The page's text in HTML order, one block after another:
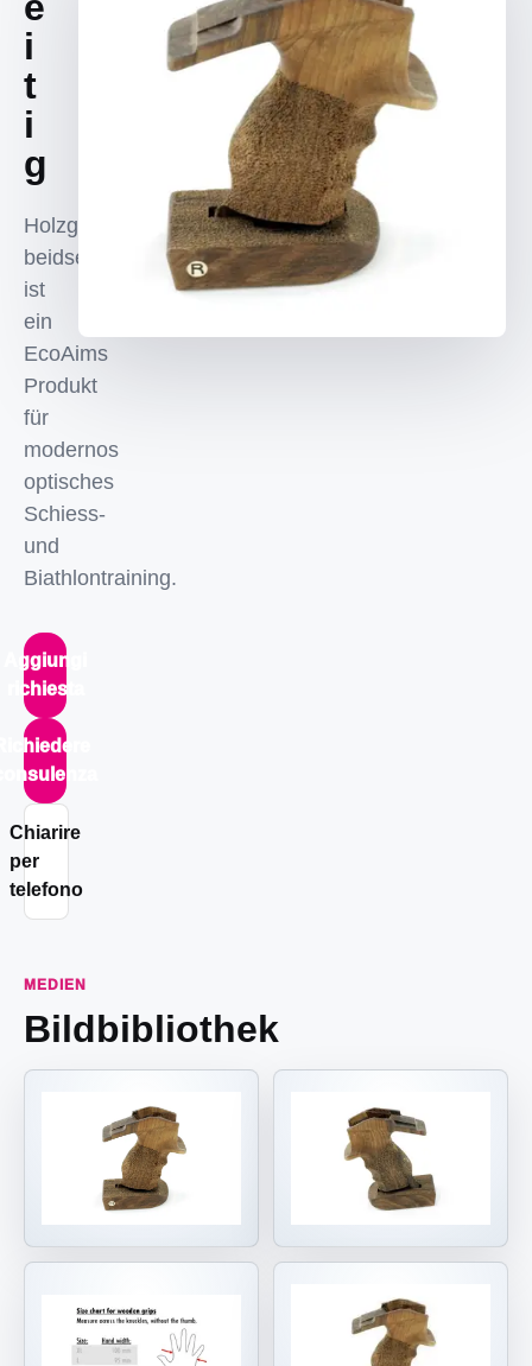
i
t
i
g
Holzgriff
beidseitig
ist
ein
EcoAims
Produkt
für
modernos
optisches
Schiess-
und
Biathlontraining.
Aggiungi
richiesta
Chiarire
per
telefono
MEDIEN
Bildbibliothek